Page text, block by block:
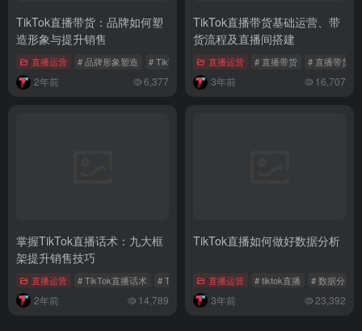
TikTok直播带货：品牌如何塑
造形象与提升销售
直播运营 # 品牌形象塑造 # TikTok直播带货 # TikTok达人合作
2年前 6,377
TikTok直播带货基础运营、带
货流程及直播间搭建
直播运营 # 直播带货 # 直播带货流
3年前 16,707
掌握TikTok直播话术：九大框
架提升销售技巧
直播运营 # TikTok直播话术 # TikTok销售技巧 # 互动话术
2年前 14,789
TikTok直播如何做好数据分析
直播运营 # tiktok直播 # 数据分析
3年前 23,392